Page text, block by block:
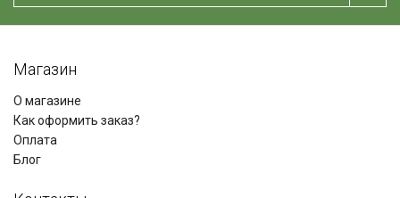
Магазин
О магазине
Как оформить заказ?
Оплата
Блог